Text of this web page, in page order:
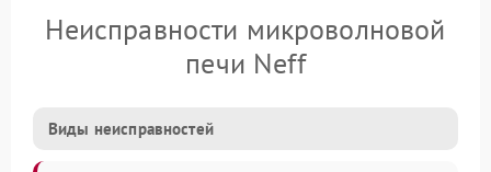
Неисправности микроволновой
печи Neff
Виды неисправностей